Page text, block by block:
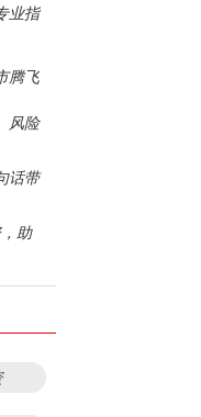
业指
腾飞
风险
助